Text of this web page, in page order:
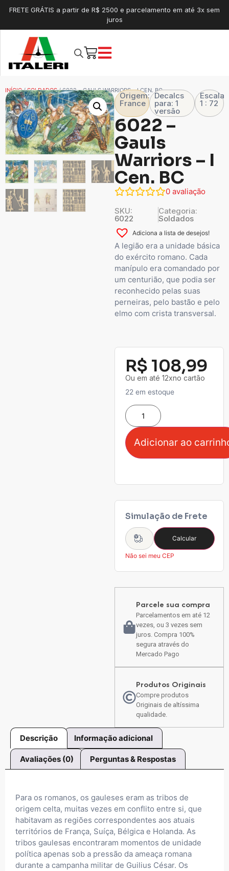
FRETE GRÁTIS a partir de R$ 2500 e parcelamento em até 3x sem
juros
INÍCIO/SOLDADOS/ 6022 – GAULS WARRIORS – I CEN. BC
Origem:
France
Decalcs
para: 1
versão
Escala
1 : 72
6022 –
Gauls
Warriors – I
Cen. BC
0 avaliação
SKU:
6022
Categoria:
Soldados
Adiciona a lista de desejos!
A legião era a unidade básica
do exército romano. Cada
manípulo era comandado por
um centurião, que podia ser
reconhecido pelas suas
perneiras, pelo bastão e pelo
elmo com crista transversal.
R$ 108,99
Ou em até 12xno cartão
22 em estoque
Adicionar ao
Simulação de Frete
Calcular
Não sei meu CEP
Parcele sua compra
Parcelamentos em até 12
vezes, ou 3 vezes sem
juros. Compra 100%
segura através do
Mercado Pago
Produtos Originais
Compre produtos
Originais de altíssima
qualidade.
Descrição Informação adicional
Avaliações (0) Perguntas & Respostas
Para os romanos, os gauleses eram as tribos de
origem celta, muitas vezes em conflito entre si, que
habitavam as regiões correspondentes aos atuais
territórios de França, Suíça, Bélgica e Holanda. As
tribos gaulesas encontraram momentos de unidade
política apenas sob a pressão da ameaça romana
durante a campanha militar de Guilius César. Os